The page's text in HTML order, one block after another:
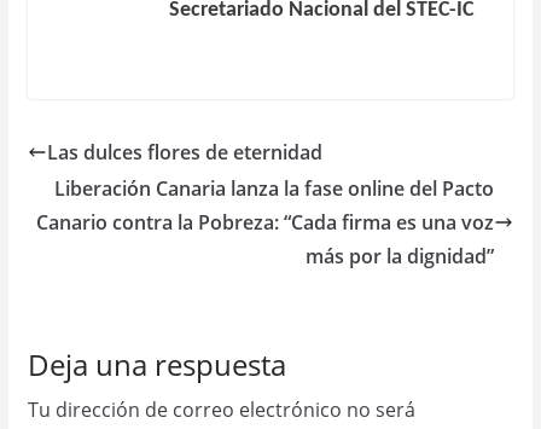
Secretariado Nacional del STEC-IC
Las dulces flores de eternidad
Liberación Canaria lanza la fase online del Pacto
Canario contra la Pobreza: “Cada firma es una voz
más por la dignidad”
Deja una respuesta
Tu dirección de correo electrónico no será